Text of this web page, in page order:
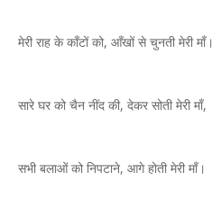
मेरी राह के काँटों को, आँखों से चुनती मेरी माँ।
सारे घर को चैन नींद की, देकर सोती मेरी माँ,
सभी बलाओं को निपटाने, आगे होती मेरी माँ।